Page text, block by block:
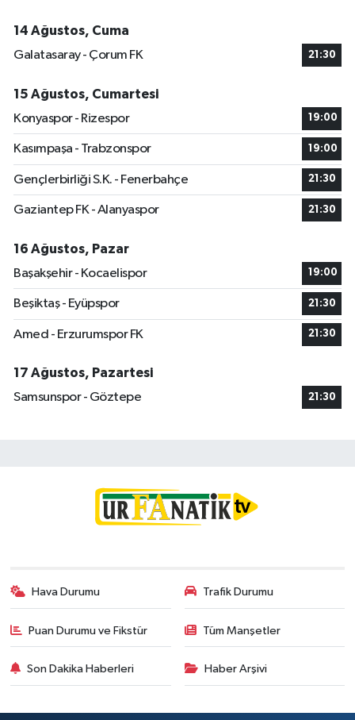
14 Ağustos, Cuma
Galatasaray - Çorum FK
21:30
15 Ağustos, Cumartesi
Konyaspor - Rizespor
19:00
Kasımpaşa - Trabzonspor 19:00
Gençlerbirliği S.K. - Fenerbahçe 21:30
Gaziantep FK - Alanyaspor 21:30
16 Ağustos, Pazar
Başakşehir - Kocaelispor
19:00
Beşiktaş - Eyüpspor 21:30
Amed - Erzurumspor FK 21:30
17 Ağustos, Pazartesi
Samsunspor - Göztepe
21:30
Hava Durumu Trafik Durumu
Puan Durumu ve Fikstür Tüm Manşetler
Son Dakika Haberleri Haber Arşivi